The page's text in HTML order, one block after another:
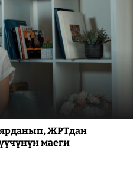
ЖРТдан
маеги